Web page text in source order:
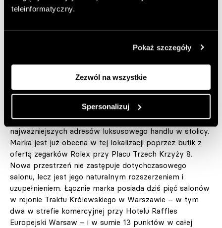
teleinformatyczny.
Pokaż szczegóły
Zezwól na wszystkie
Spersonalizuj
Dodaj do ulubionych artykułów
Otwarcie nowych salonów to kolejny etap obecności
W.KRUK przy Placu Trzech Krzyży – jednym z
najważniejszych adresów luksusowego handlu w stolicy.
Marka jest już obecna w tej lokalizacji poprzez butik z
ofertą zegarków Rolex przy Placu Trzech Krzyży 8.
Nowa przestrzeń nie zastępuje dotychczasowego
salonu, lecz jest jego naturalnym rozszerzeniem i
uzupełnieniem. Łącznie marka posiada dziś pięć salonów
w rejonie Traktu Królewskiego w Warszawie – w tym
dwa w strefie komercyjnej przy Hotelu Raffles
Europejski Warsaw – i w sumie 13 punktów w całej